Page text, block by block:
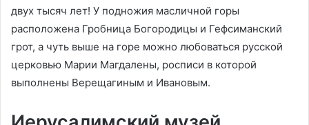
двух тысяч лет! У подножия масличной горы
расположена Гробница Богородицы и Гефсиманский
грот, а чуть выше на горе можно любоваться русской
церковью Марии Магдалены, росписи в которой
выполнены Верещагиным и Ивановым.